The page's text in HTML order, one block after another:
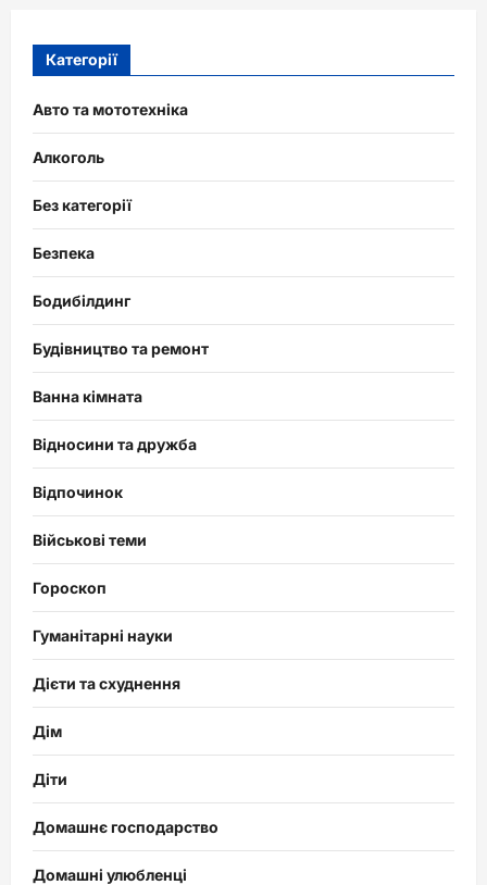
Категорії
Авто та мототехніка
Алкоголь
Без категорії
Безпека
Бодибілдинг
Будівництво та ремонт
Ванна кімната
Відносини та дружба
Відпочинок
Військові теми
Гороскоп
Гуманітарні науки
Дієти та схуднення
Дім
Діти
Домашнє господарство
Домашні улюбленці